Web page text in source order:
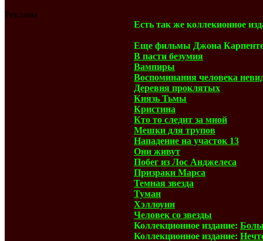
Реклама
Есть так же коллекионное
Еще фильмы Джона
В пасти безумия
Вампиры
Воспоминания человека
Деревня проклятых
Князь Тьмы
Кристина
Кто то следит за мной
Мешки для трупов
Нападение на участок 13
Они живут
Побег из Лос Анджелеса
Призраки Марса
Темная звезда
Туман
Хэллоуин
Человек со звезды
Коллекционное издание:
Коллекционное издание: